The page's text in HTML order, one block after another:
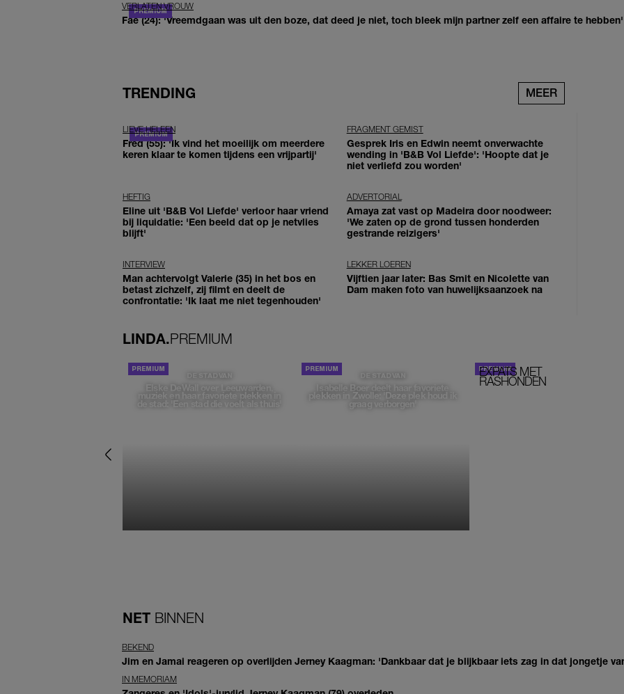
VERLATEN VROUW
Fae (24): 'Vreemdgaan was uit den boze, dat deed je niet, toch bleek mijn partner zelf een affaire te hebben'
TRENDING MEER
LIEVE HELEEN
Fred (55): 'Ik vind het moeilijk om meerdere
keren klaar te komen tijdens een vrijpartij'
FRAGMENT GEMIST
Gesprek Iris en Edwin neemt onverwachte
wending in 'B&B Vol Liefde': 'Hoopte dat je
niet verliefd zou worden'
HEFTIG
Eline uit 'B&B Vol Liefde' verloor haar vriend
bij liquidatie: 'Een beeld dat op je netvlies
blijft'
ADVERTORIAL
Amaya zat vast op Madeira door noodweer:
'We zaten op de grond tussen honderden
gestrande reizigers'
INTERVIEW
Man achtervolgt Valerie (35) in het bos en
betast zichzelf, zij filmt en deelt de
confrontatie: 'Ik laat me niet tegenhouden'
LEKKER LOEREN
Vijftien jaar later: Bas Smit en Nicolette van
Dam maken foto van huwelijksaanzoek na
LINDA.PREMIUM
DE STAD VAN
Elske DeWall over Leeuwarden,
muziek en haar favoriete plekken in
de stad: 'Een stad die voelt als thuis'
DE STAD VAN
Isabelle Boer deelt haar favoriete
plekken in Zwolle: 'Deze plek houd ik
graag verborgen'
EXPATS MET
RASHONDEN
NET BINNEN
BEKEND
Jim en Jamai reageren op overlijden Jerney Kaagman: 'Dankbaar dat je blijkbaar iets zag in dat jongetje
IN MEMORIAM